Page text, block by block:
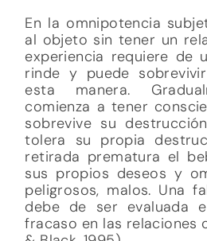
En la omnipotencia
al objeto sin tener un
experiencia requiere de
rinde y puede
esta manera.
comienza a tener
sobrevive su
tolera su propia
retirada prematura el
sus propios deseos y
peligrosos, malos. Una
debe de ser evaluada
fracaso en las relaciones